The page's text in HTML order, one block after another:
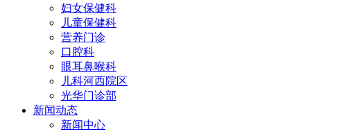
妇女保健科
儿童保健科
营养门诊
口腔科
眼耳鼻喉科
儿科河西院区
光华门诊部
新闻动态
新闻中心